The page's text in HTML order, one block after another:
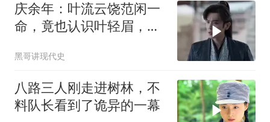
庆余年：叶流云饶范闲一
命，竟也认识叶轻眉，下
黑哥讲现代史
八路三人刚走进树林，不
料队长看到了诡异的一幕